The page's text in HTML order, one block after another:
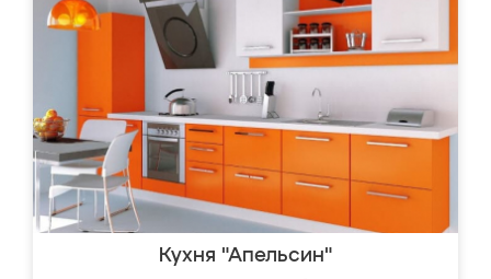
Кухня "Апельсин"